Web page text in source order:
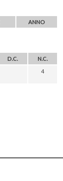
ANNO
D.C.
N.C.
4